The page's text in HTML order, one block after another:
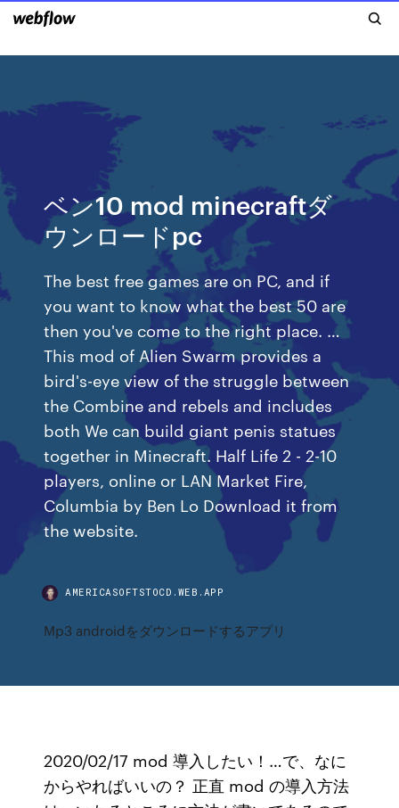
ベン10 mod minecraftダ
ウンロードpc
The best free games are on PC, and if
you want to know what the best 50 are
then you've come to the right place. …
This mod of Alien Swarm provides a
bird's-eye view of the struggle between
the Combine and rebels and includes
both We can build giant penis statues
together in Minecraft. Half Life 2 - 2-10
players, online or LAN Market Fire,
Columbia by Ben Lo Download it from
the website.
AMERICASOFTSTOCD.WEB.APP
Mp3 androidをダウンロードするアプリ
2020/02/17 mod 導入したい！…で、なに
からやればいいの？ 正直 mod の導入方法